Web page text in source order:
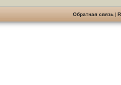
Обратная связь